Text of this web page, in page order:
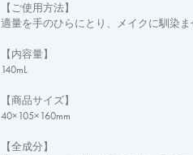
【ご使用方法】
適量を手のひらにとり、メイクに馴染
【内容量】
140mL
【商品サイズ】
40×105×160mm
【全成分】